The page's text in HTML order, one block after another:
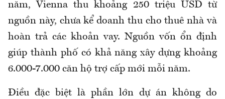
năm, Vienna thu khoảng 250 triệu USD từ
nguồn này, chưa kể doanh thu cho thuê nhà và
hoàn trả các khoản vay. Nguồn vốn ổn định
giúp thành phố có khả năng xây dựng khoảng
6.000-7.000 căn hộ trợ cấp mới mỗi năm.
Điều đặc biệt là phần lớn dự án không do